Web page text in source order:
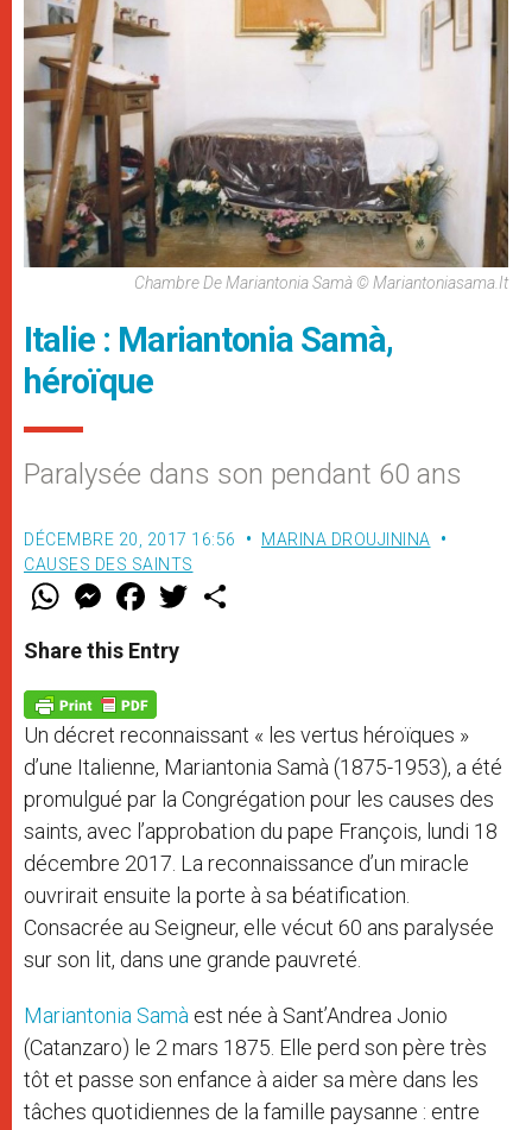
Chambre De Mariantonia Samà © Mariantoniasama.it
Italie : Mariantonia Samà,
héroïque
Paralysée dans son pendant 60 ans
DÉCEMBRE 20, 2017 16:56
MARINA DROUJININA
CAUSES DES SAINTS
W
t
s
p
p
M
e
s
e
g
e
r
F
a
e
b
o
k
w
Share this Entry
Un décret reconnaissant « les vertus héroïques »
d’une Italienne, Mariantonia Samà (1875-1953), a été
promulgué par la Congrégation pour les causes des
saints, avec l’approbation du pape François, lundi 18
décembre 2017. La reconnaissance d’un miracle
ouvrirait ensuite la porte à sa béatification.
Consacrée au Seigneur, elle vécut 60 ans paralysée
sur son lit, dans une grande pauvreté.
Mariantonia Samà est née à Sant’Andrea Jonio
(Catanzaro) le 2 mars 1875. Elle perd son père très
tôt et passe son enfance à aider sa mère dans les
tâches quotidiennes de la famille paysanne : entre